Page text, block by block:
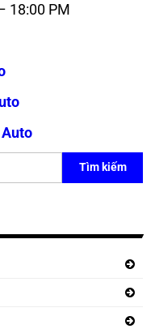
18:00 PM
Tìm kiếm